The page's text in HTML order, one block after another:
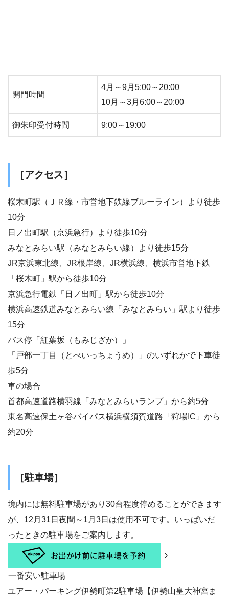
開門時間
4月～9月5:00～20:00
10月～3月6:00～20:00
御朱印受付時間 9:00～19:00
［アクセス］
桜木町駅（ＪＲ線・市営地下鉄線ブルーライン）より徒歩
10分
日ノ出町駅（京浜急行）より徒歩10分
みなとみらい駅（みなとみらい線）より徒歩15分
JR京浜東北線、JR根岸線、JR横浜線、横浜市営地下鉄
「桜木町」駅から徒歩10分
京浜急行電鉄「日ノ出町」駅から徒歩10分
横浜高速鉄道みなとみらい線「みなとみらい」駅より徒歩
15分
バス停「紅葉坂（もみじざか）」
「戸部一丁目（とべいっちょうめ）」のいずれかで下車徒
歩5分
車の場合
首都高速道路横羽線「みなとみらいランプ」から約5分
東名高速保土ヶ谷バイパス横浜横須賀道路「狩場IC」から
約20分
［駐車場］
境内には無料駐車場があり30台程度停めることができます
が、12月31日夜間～1月3日は使用不可です。いっぱいだ
ったときの駐車場をご案内します。
一番安い駐車場
ユアー・パーキング伊勢町第2駐車場【伊勢山皇大神宮ま